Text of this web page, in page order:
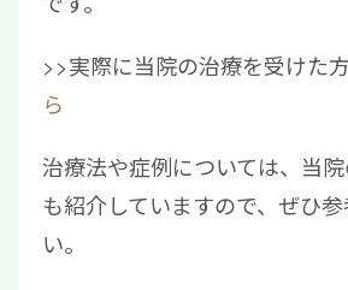
>>実際に当院の治療を受けた
ら
治療法や症例については、当
も紹介していますので、ぜひ
い。